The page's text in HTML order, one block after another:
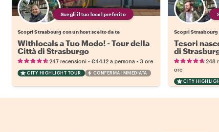
Scegli il tuo local preferito
Scopri Strasbourg con un host scelto da te
Withlocals a Tuo Modo! - Tour della
Città di Strasburgo
247 recensioni • €44.12 a persona • 3 ore
CITY HIGHLIGHT TOUR CONFERMA IMMEDIATA
Scopri
Tesori
di
248
ore
CITY